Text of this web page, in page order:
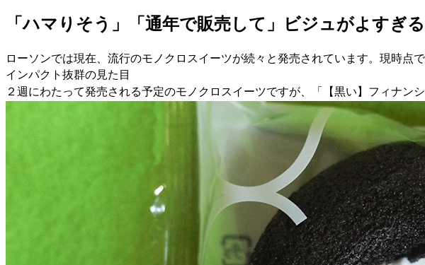
「ハマりそう」「通年で販売して」ビジュがよすぎ
ローソンでは現在、流行のモノクロスイーツが続々と発売されています。現時点
インパクト抜群の見た目
２週にわたって発売される予定のモノクロスイーツですが、「【黒い】フィナン